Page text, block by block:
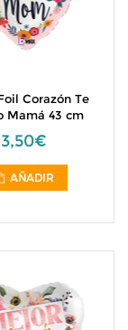
Corazón Te
Mamá 43 cm
3,50€
AÑADIR